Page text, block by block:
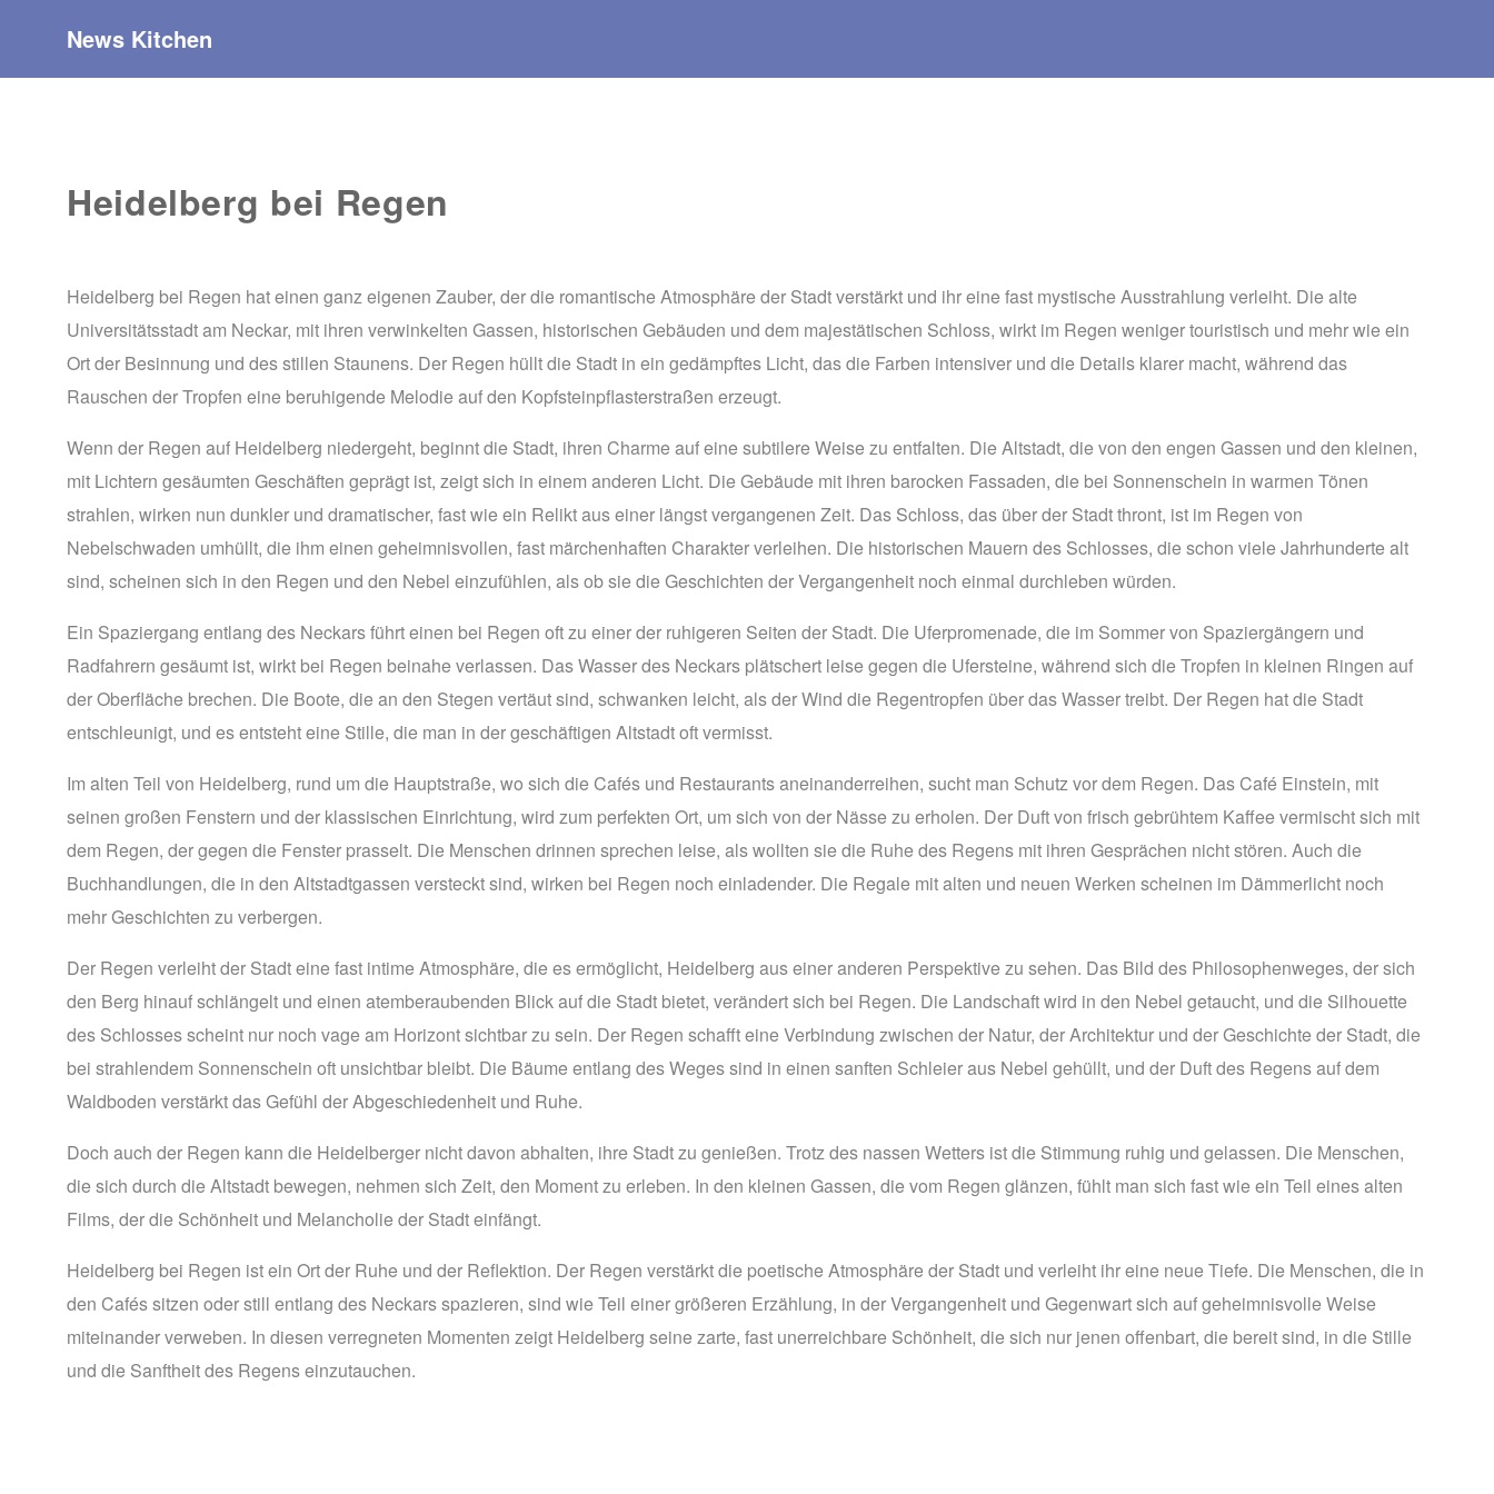
News Kitchen
Heidelberg bei Regen
Heidelberg bei Regen hat einen ganz eigenen Zauber, der die romantische Atmosphäre der Stadt verstärkt und ihr eine fast mystische Ausstrahlung verleiht. Die alte
Universitätsstadt am Neckar, mit ihren verwinkelten Gassen, historischen Gebäuden und dem majestätischen Schloss, wirkt im Regen weniger touristisch und mehr wie ein
Ort der Besinnung und des stillen Staunens. Der Regen hüllt die Stadt in ein gedämpftes Licht, das die Farben intensiver und die Details klarer macht, während das
Rauschen der Tropfen eine beruhigende Melodie auf den Kopfsteinpflasterstraßen erzeugt.
Wenn der Regen auf Heidelberg niedergeht, beginnt die Stadt, ihren Charme auf eine subtilere Weise zu entfalten. Die Altstadt, die von den engen Gassen und den kleinen,
mit Lichtern gesäumten Geschäften geprägt ist, zeigt sich in einem anderen Licht. Die Gebäude mit ihren barocken Fassaden, die bei Sonnenschein in warmen Tönen
strahlen, wirken nun dunkler und dramatischer, fast wie ein Relikt aus einer längst vergangenen Zeit. Das Schloss, das über der Stadt thront, ist im Regen von
Nebelschwaden umhüllt, die ihm einen geheimnisvollen, fast märchenhaften Charakter verleihen. Die historischen Mauern des Schlosses, die schon viele Jahrhunderte alt
sind, scheinen sich in den Regen und den Nebel einzufühlen, als ob sie die Geschichten der Vergangenheit noch einmal durchleben würden.
Ein Spaziergang entlang des Neckars führt einen bei Regen oft zu einer der ruhigeren Seiten der Stadt. Die Uferpromenade, die im Sommer von Spaziergängern und
Radfahrern gesäumt ist, wirkt bei Regen beinahe verlassen. Das Wasser des Neckars plätschert leise gegen die Ufersteine, während sich die Tropfen in kleinen Ringen auf
der Oberfläche brechen. Die Boote, die an den Stegen vertäut sind, schwanken leicht, als der Wind die Regentropfen über das Wasser treibt. Der Regen hat die Stadt
entschleunigt, und es entsteht eine Stille, die man in der geschäftigen Altstadt oft vermisst.
Im alten Teil von Heidelberg, rund um die Hauptstraße, wo sich die Cafés und Restaurants aneinanderreihen, sucht man Schutz vor dem Regen. Das Café Einstein, mit
seinen großen Fenstern und der klassischen Einrichtung, wird zum perfekten Ort, um sich von der Nässe zu erholen. Der Duft von frisch gebrühtem Kaffee vermischt sich mit
dem Regen, der gegen die Fenster prasselt. Die Menschen drinnen sprechen leise, als wollten sie die Ruhe des Regens mit ihren Gesprächen nicht stören. Auch die
Buchhandlungen, die in den Altstadtgassen versteckt sind, wirken bei Regen noch einladender. Die Regale mit alten und neuen Werken scheinen im Dämmerlicht noch
mehr Geschichten zu verbergen.
Der Regen verleiht der Stadt eine fast intime Atmosphäre, die es ermöglicht, Heidelberg aus einer anderen Perspektive zu sehen. Das Bild des Philosophenweges, der sich
den Berg hinauf schlängelt und einen atemberaubenden Blick auf die Stadt bietet, verändert sich bei Regen. Die Landschaft wird in den Nebel getaucht, und die Silhouette
des Schlosses scheint nur noch vage am Horizont sichtbar zu sein. Der Regen schafft eine Verbindung zwischen der Natur, der Architektur und der Geschichte der Stadt, die
bei strahlendem Sonnenschein oft unsichtbar bleibt. Die Bäume entlang des Weges sind in einen sanften Schleier aus Nebel gehüllt, und der Duft des Regens auf dem
Waldboden verstärkt das Gefühl der Abgeschiedenheit und Ruhe.
Doch auch der Regen kann die Heidelberger nicht davon abhalten, ihre Stadt zu genießen. Trotz des nassen Wetters ist die Stimmung ruhig und gelassen. Die Menschen,
die sich durch die Altstadt bewegen, nehmen sich Zeit, den Moment zu erleben. In den kleinen Gassen, die vom Regen glänzen, fühlt man sich fast wie ein Teil eines alten
Films, der die Schönheit und Melancholie der Stadt einfängt.
Heidelberg bei Regen ist ein Ort der Ruhe und der Reflektion. Der Regen verstärkt die poetische Atmosphäre der Stadt und verleiht ihr eine neue Tiefe. Die Menschen, die in
den Cafés sitzen oder still entlang des Neckars spazieren, sind wie Teil einer größeren Erzählung, in der Vergangenheit und Gegenwart sich auf geheimnisvolle Weise
miteinander verweben. In diesen verregneten Momenten zeigt Heidelberg seine zarte, fast unerreichbare Schönheit, die sich nur jenen offenbart, die bereit sind, in die Stille
und die Sanftheit des Regens einzutauchen.